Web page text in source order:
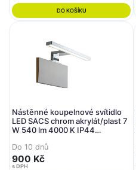
DO KOŠÍKU
Nástěnné koupelnové svítidlo
LED SACS chrom akrylát/plast 7
W 540 lm 4000 K IP44
Do 10 dnů
900 Kč
s DPH